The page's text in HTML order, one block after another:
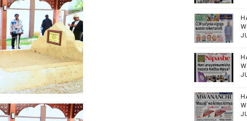
YAIMARISHA USHIRIKIANO KATIKA MAENDELEO YA
NA SUMUKUVU
Benki ya Biashara na Maendeleo